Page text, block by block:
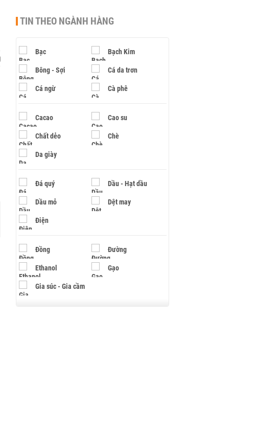
TIN THEO NGÀNH HÀNG
Bạc Bạch Kim
Bông - Sợi Cá da trơn
Cá ngừ Cà phê
Cacao Cao su
Chất dẻo Chè
Da giày
Đá quý Dầu - Hạt dầu
Dầu mỏ Dệt may
Điện
Đồng Đường
Ethanol Gạo
Gia súc - Gia cầm